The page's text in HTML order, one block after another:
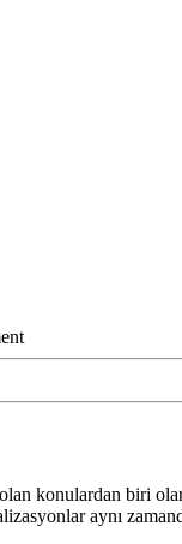
konulardan biri
aynı